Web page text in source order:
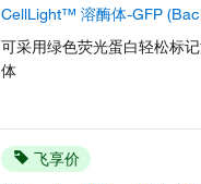
CellLight™ 溶酶体-GFP
可采用绿色荧光蛋白轻松标
体
飞享价